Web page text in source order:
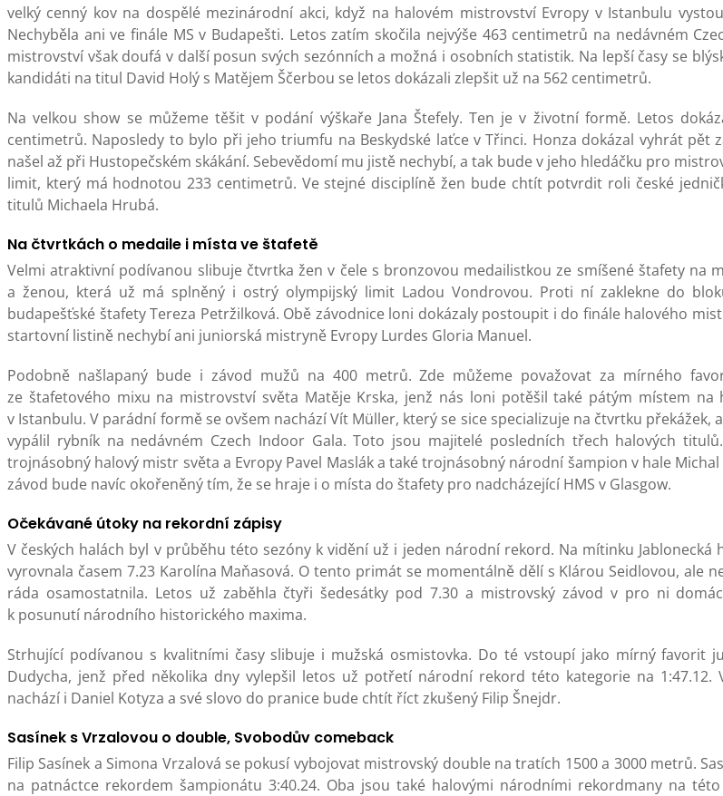
velký cenný kov na dospělé mezinárodní akci, když na halovém mistrovství Evropy v Istanbulu
Nechyběla ani ve finále MS v Budapešti. Letos zatím skočila nejvýše 463 centimetrů na nedávném
mistrovství však doufá v další posun svých sezónních a možná i osobních statistik. Na lepší časy se
kandidáti na titul David Holý s Matějem Ščerbou se letos dokázali zlepšit už na 562 centimetrů.
Na velkou show se můžeme těšit v podání výškaře Jana Štefely. Ten je v životní formě. Letos
centimetrů. Naposledy to bylo při jeho triumfu na Beskydské laťce v Třinci. Honza dokázal vyhrát pět
našel až při Hustopečském skákání. Sebevědomí mu jistě nechybí, a tak bude v jeho hledáčku pro
limit, který má hodnotou 233 centimetrů. Ve stejné disciplíně žen bude chtít potvrdit roli české
titulů Michaela Hrubá.
Na čtvrtkách o medaile i místa ve štafetě
Velmi atraktivní podívanou slibuje čtvrtka žen v čele s bronzovou medailistkou ze smíšené štafety na
a ženou, která už má splněný i ostrý olympijský limit Ladou Vondrovou. Proti ní zaklekne do
budapešťské štafety Tereza Petržilková. Obě závodnice loni dokázaly postoupit i do finále halového
startovní listině nechybí ani juniorská mistryně Evropy Lurdes Gloria Manuel.
Podobně našlapaný bude i závod mužů na 400 metrů. Zde můžeme považovat za mírného
ze štafetového mixu na mistrovství světa Matěje Krska, jenž nás loni potěšil také pátým místem na
v Istanbulu. V parádní formě se ovšem nachází Vít Müller, který se sice specializuje na čtvrtku překážek,
vypálil rybník na nedávném Czech Indoor Gala. Toto jsou majitelé posledních třech halových
trojnásobný halový mistr světa a Evropy Pavel Maslák a také trojnásobný národní šampion v hale
závod bude navíc okořeněný tím, že se hraje i o místa do štafety pro nadcházející HMS v Glasgow.
Očekávané útoky na rekordní zápisy
V českých halách byl v průběhu této sezóny k vidění už i jeden národní rekord. Na mítinku Jablonecká
vyrovnala časem 7.23 Karolína Maňasová. O tento primát se momentálně dělí s Klárou Seidlovou, ale
ráda osamostatnila. Letos už zaběhla čtyři šedesátky pod 7.30 a mistrovský závod v pro ni
k posunutí národního historického maxima.
Strhující podívanou s kvalitními časy slibuje i mužská osmistovka. Do té vstoupí jako mírný favorit
Dudycha, jenž před několika dny vylepšil letos už potřetí národní rekord této kategorie na 1:47.12.
nachází i Daniel Kotyza a své slovo do pranice bude chtít říct zkušený Filip Šnejdr.
Sasínek s Vrzalovou o double, Svobodův comeback
Filip Sasínek a Simona Vrzalová se pokusí vybojovat mistrovský double na tratích 1500 a 3000 metrů.
na patnáctce rekordem šampionátu 3:40.24. Oba jsou také halovými národními rekordmany na